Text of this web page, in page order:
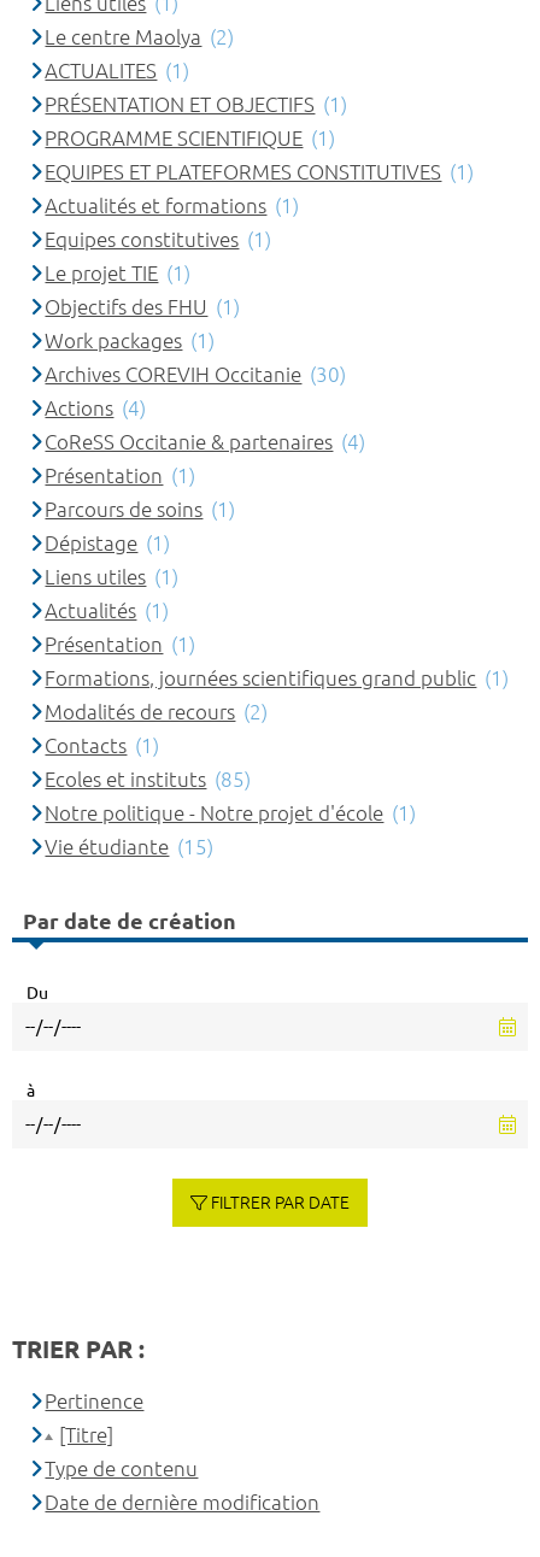
Le centre Maolya (2)
ACTUALITES (1)
PRÉSENTATION ET OBJECTIFS (1)
PROGRAMME SCIENTIFIQUE (1)
EQUIPES ET PLATEFORMES CONSTITUTIVES (1)
Actualités et formations (1)
Equipes constitutives (1)
Le projet TIE (1)
Objectifs des FHU (1)
Work packages (1)
Archives COREVIH Occitanie (30)
Actions (4)
CoReSS Occitanie & partenaires (4)
Présentation (1)
Parcours de soins (1)
Dépistage (1)
Liens utiles (1)
Actualités (1)
Présentation (1)
Formations, journées scientifiques grand public (1)
Modalités de recours (2)
Contacts (1)
Ecoles et instituts (85)
Notre politique - Notre projet d'école (1)
Vie étudiante (15)
Par date de création
Du
à
FILTRER PAR DATE
TRIER PAR :
Pertinence
[Titre]
Type de contenu
Date de dernière modification